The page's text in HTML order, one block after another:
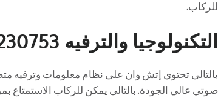
للركاب.
التكنولوجيا والترفيه 01004230753
بالتالى تحتوي إتش وان على نظام معلومات وترفيه
صوتي عالي الجودة. بالتالى يمكن للركاب الاستمتاع